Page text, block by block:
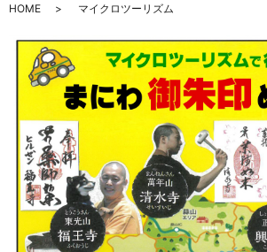
HOME マイクロツーリズム